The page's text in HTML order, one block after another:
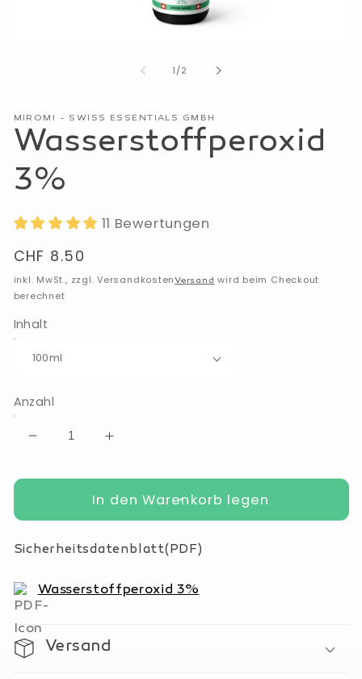
1/
von
2
MIROMI - SWISS ESSENTIALS GMBH
Wasserstoffperoxid
3%
11 Bewertungen
Normaler
Preis
CHF 8.50
inkl. MwSt., zzgl. VersandkostenVersand wird beim Checkout
berechnet
Inhalt
Anzahl
Verringere
Menge
Wasserstoffperoxid
Erhöhe
Menge
für
Wasserstoffperoxid
In den Warenkorb legen
Sicherheitsdatenblatt(PDF)
Wasserstoffperoxid 3%
Versand